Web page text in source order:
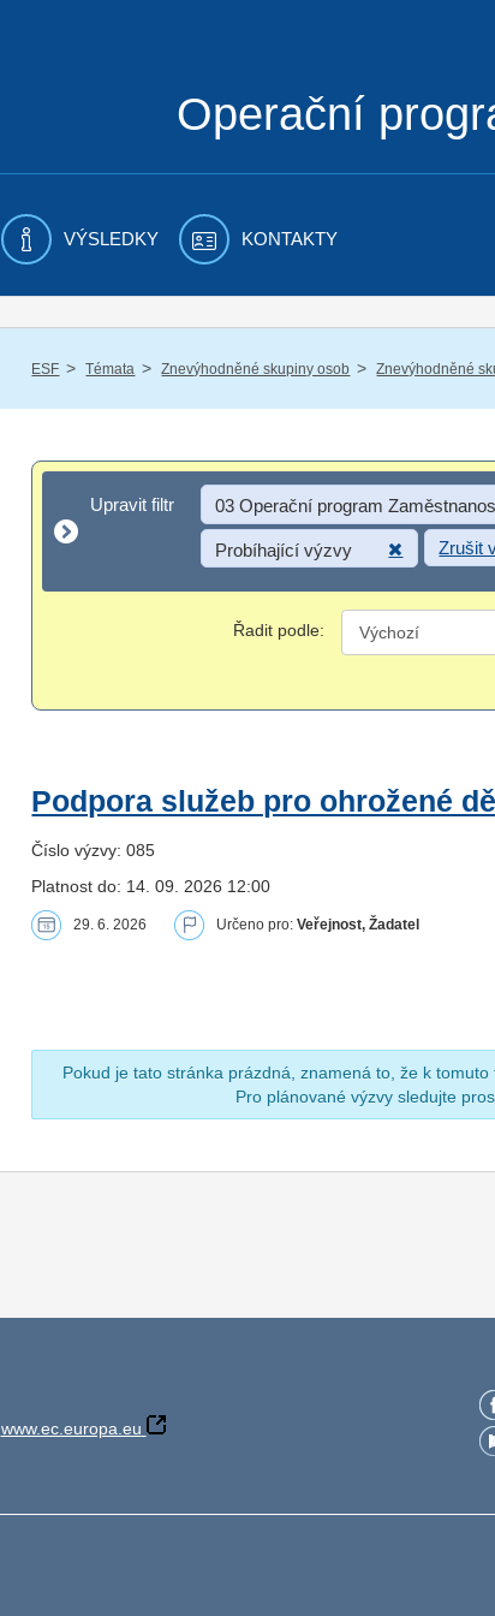
Operační
VÝSLEDKY KONTAKTY
ESF / Témata / Znevýhodněné skupiny osob / Znevýhodněné
Upravit filtr
Upravit filtr 03 Operační program
Probíhající výzvy Zrušit
Řadit podle:
Podpora služeb pro ohrožené
Číslo výzvy: 085
Platnost do: 14. 09. 2026 12:00
29. 6. 2026 Určeno pro:Veřejnost, Žadatel
Pokud je tato stránka prázdná, znamená to, že k
Pro plánované výzvy sledujte
www.ec.europa.eu